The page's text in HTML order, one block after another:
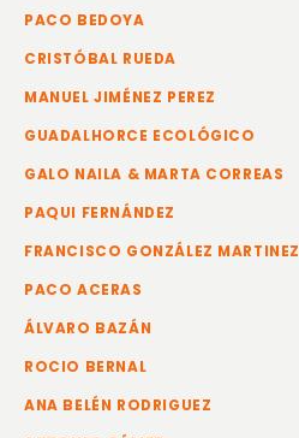
PACO BEDOYA
CRISTÓBAL RUEDA
MANUEL JIMÉNEZ PEREZ
GUADALHORCE ECOLÓGICO
GALO NAILA & MARTA CORREAS
PAQUI FERNÁNDEZ
FRANCISCO GONZÁLEZ MARTINEZ
PACO ACERAS
ÁLVARO BAZÁN
ROCIO BERNAL
ANA BELÉN RODRIGUEZ